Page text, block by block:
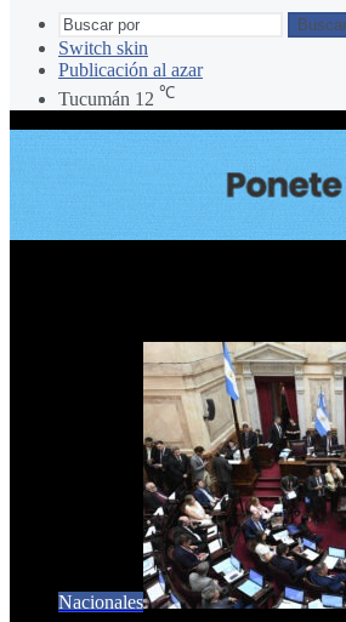
Switch skin
Publicación al azar
Tucumán 12 ℃
Nacionales